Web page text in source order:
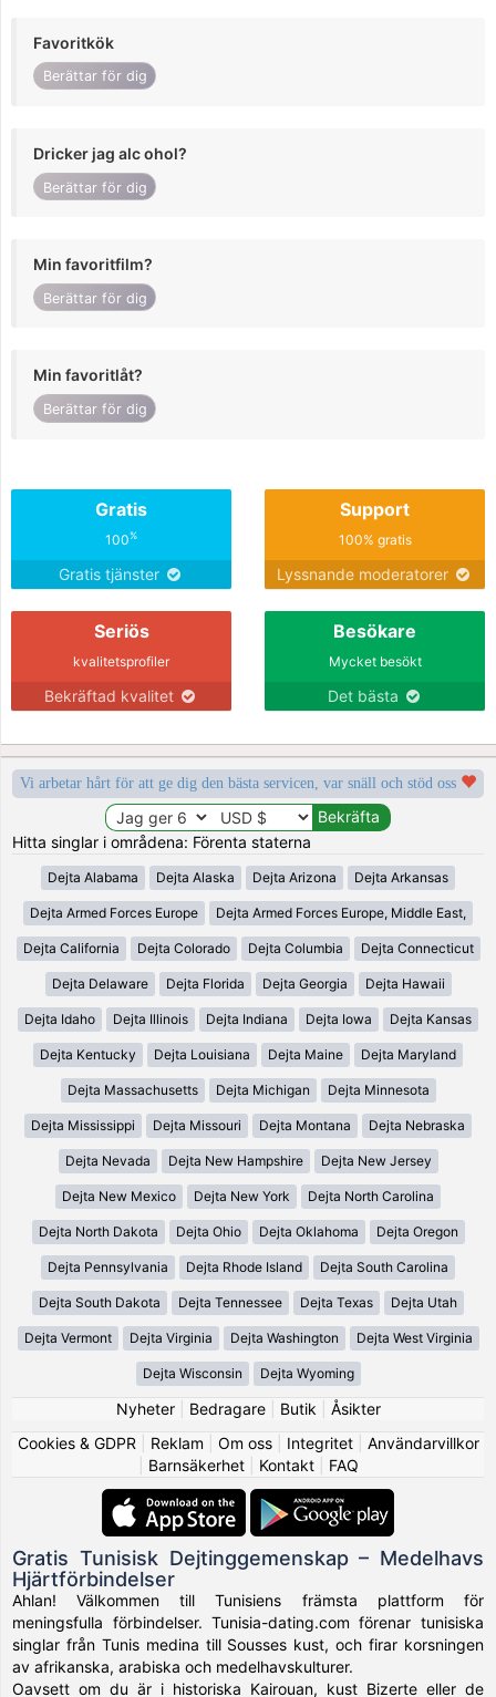
Favoritkök
Berättar för dig
Dricker jag alc ohol?
Berättar för dig
Min favoritfilm?
Berättar för dig
Min favoritlåt?
Berättar för dig
Gratis
100%
Gratis tjänster
Support
100% gratis
Lyssnande moderatorer
Seriös
kvalitetsprofiler
Bekräftad kvalitet
Besökare
Mycket besökt
Det bästa
Vi arbetar hårt för att ge dig den bästa servicen, var snäll och stöd oss
Hitta singlar i områdena: Förenta staterna
Dejta Alabama Dejta Alaska Dejta Arizona Dejta Arkansas
Dejta Armed Forces Europe Dejta Armed Forces Europe, Middle East,
Dejta California Dejta Colorado Dejta Columbia Dejta Connecticut
Dejta Delaware Dejta Florida Dejta Georgia Dejta Hawaii
Dejta Idaho Dejta Illinois Dejta Indiana Dejta Iowa Dejta Kansas
Dejta Kentucky Dejta Louisiana Dejta Maine Dejta Maryland
Dejta Massachusetts Dejta Michigan Dejta Minnesota
Dejta Mississippi Dejta Missouri Dejta Montana Dejta Nebraska
Dejta Nevada Dejta New Hampshire Dejta New Jersey
Dejta New Mexico Dejta New York Dejta North Carolina
Dejta North Dakota Dejta Ohio Dejta Oklahoma Dejta Oregon
Dejta Pennsylvania Dejta Rhode Island Dejta South Carolina
Dejta South Dakota Dejta Tennessee Dejta Texas Dejta Utah
Dejta Vermont Dejta Virginia Dejta Washington Dejta West Virginia
Dejta Wisconsin Dejta Wyoming
Nyheter| Bedragare| Butik
Åsikter
Cookies & GDPR
Reklam Om oss| Integritet| Användarvillkor
Barnsäkerhet| Kontakt| FAQ
Gratis Tunisisk Dejtinggemenskap – Medelhavs
Hjärtförbindelser
Ahlan! Välkommen till Tunisiens främsta plattform för
meningsfulla förbindelser. Tunisia-dating.com förenar tunisiska
singlar från Tunis medina till Sousses kust, och firar korsningen
av afrikanska, arabiska och medelhavskulturer.
Oavsett om du är i historiska Kairouan, kust Bizerte eller de